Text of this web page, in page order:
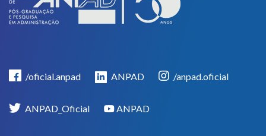
/oficial.anpad ANPAD /anpad.oficial
ANPAD_Oficial ANPAD